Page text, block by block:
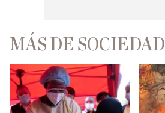
MÁS DE SOCIEDAD